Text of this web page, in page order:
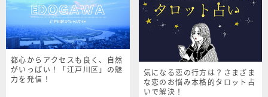
都心からアクセスも良く、自然
がいっぱい！「江戸川区」の魅
力を発信！
気になる恋の行方は？さまざま
な恋のお悩み本格的タロット占
いで解決！